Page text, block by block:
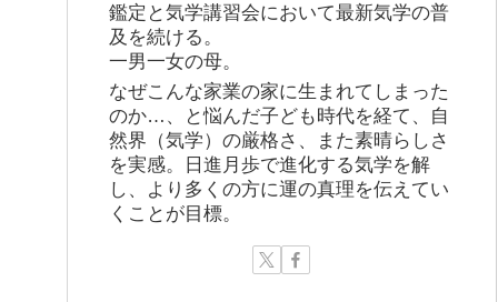
鑑定と気学講習会において最新気学の普
及を続ける。
一男一女の母。
なぜこんな家業の家に生まれてしまった
のか…、と悩んだ子ども時代を経て、自
然界（気学）の厳格さ、また素晴らしさ
を実感。日進月歩で進化する気学を解
し、より多くの方に運の真理を伝えてい
くことが目標。